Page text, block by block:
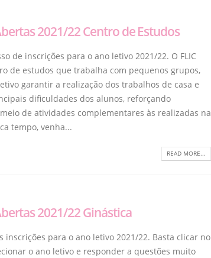
2021/22 Centro de Estudos
de inscrições para o ano letivo 2021/22. O FLIC
de estudos que trabalha com pequenos grupos,
garantir a realização dos trabalhos de casa e
dificuldades dos alunos, reforçando
de atividades complementares às realizadas na
tempo, venha...
READ MORE...
2021/22 Ginástica
inscrições para o ano letivo 2021/22. Basta clicar no
o ano letivo e responder a questões muito